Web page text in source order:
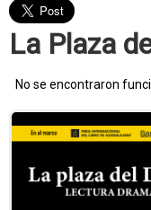
La Plaza
No se encontraron